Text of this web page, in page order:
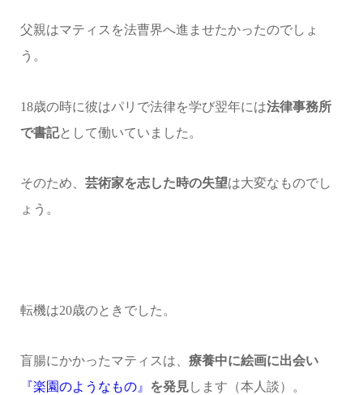
父親はマティスを法曹界へ進ませたかったのでしょ
う。
18歳の時に彼はパリで法律を学び翌年には法律事務所
で書記として働いていました。
そのため、 芸術家を志した時の失望は大変なものでし
ょう。
転機は20歳のときでした。
盲腸にかかったマティスは、 療養中に絵画に出会い
『楽園のようなもの』 を発見します（本人談）。